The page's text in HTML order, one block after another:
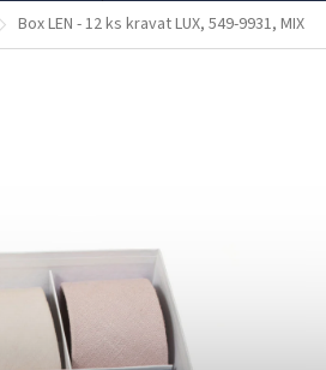
Box LEN - 12 ks kravat LUX, 549-9931, MIX